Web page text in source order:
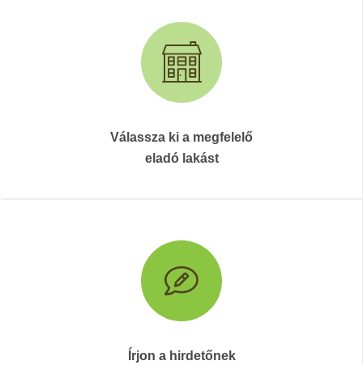
Válassza ki a megfelelő
eladó lakást
Írjon a hirdetőnek